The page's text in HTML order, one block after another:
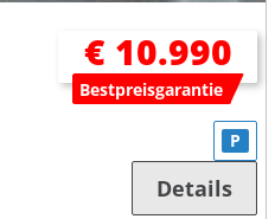
€ 10.990
Bestpreisgarantie
P
Details